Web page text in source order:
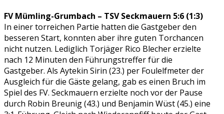
FV Mümling-Grumbach – TSV Seckmauern 5:6 (1:3)
In einer torreichen Partie hatten die Gastgeber den
besseren Start, konnten aber ihre guten Torchancen
nicht nutzen. Lediglich Torjäger Rico Blecher erzielte
nach 12 Minuten den Führungstreffer für die
Gastgeber. Als Aytekin Sirin (23.) per Foulelfmeter der
Ausgleich für die Gäste gelang, gab es einen Bruch im
Spiel des FV. Seckmauern erzielte noch vor der Pause
durch Robin Breunig (43.) und Benjamin Wüst (45.) eine